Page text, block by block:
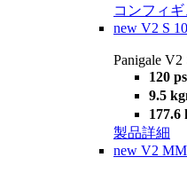
コンフィ
new V2 S
Panigale V2
120 ps
9.5
177.6
製品詳細
new V2